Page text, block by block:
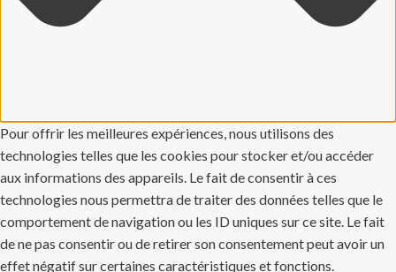
Pour offrir les meilleures expériences, nous utilisons des
technologies telles que les cookies pour stocker et/ou accéder
aux informations des appareils. Le fait de consentir à ces
technologies nous permettra de traiter des données telles que le
comportement de navigation ou les ID uniques sur ce site. Le fait
de ne pas consentir ou de retirer son consentement peut avoir un
effet négatif sur certaines caractéristiques et fonctions.